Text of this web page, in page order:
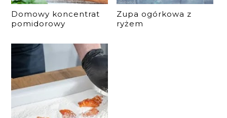
Domowy koncentrat
pomidorowy
Zupa ogórkowa z
ryżem